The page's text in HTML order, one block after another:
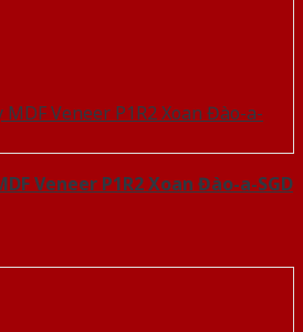
Veneer P1R2 Xoan Đào-a-SGD